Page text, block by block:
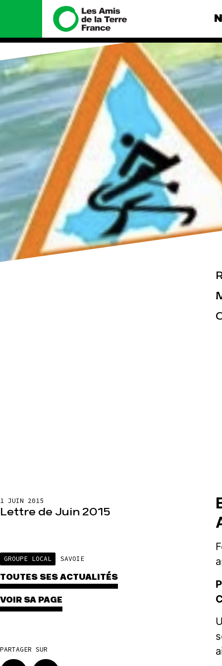
Nous connaître
Histoire
Manifeste
Missions et méthodes
Valeurs
Équipes et
fonctionnement
Le réseau dans le monde
Nos alliés
Je soutiens les Amis de la
Terre
Nos
Total, rendez-
tribunal
Gaz « naturel
enfumage
Mode : une
destructrice
Gaz au
violence
Nos autres
Espace
1 JUIN 2015
Lettre de Juin 2015
GROUPE LOCAL SAVOIE
TOUTES SES ACTUALITÉS
VOIR SA PAGE
PARTAGER SUR